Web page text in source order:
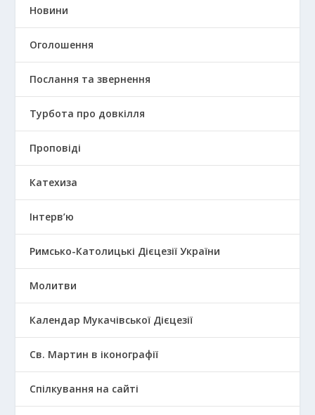
Новини
Оголошення
Послання та звернення
Турбота про довкілля
Проповіді
Катехиза
Інтерв’ю
Римсько-Католицькі Дієцезії України
Молитви
Календар Мукачівської Дієцезії
Св. Мартин в іконографії
Спілкування на сайті